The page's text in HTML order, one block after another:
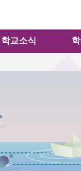
학교소식